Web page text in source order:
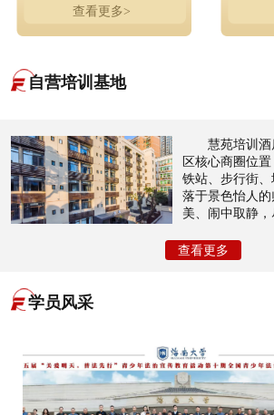
查看更多>
自营培训基地
慧苑培训
区核心商圈位
铁站、步行街
落于景色怡人
美、闹中取静，
室，会展培训等
间，接待量大，
查看更多
学员风采